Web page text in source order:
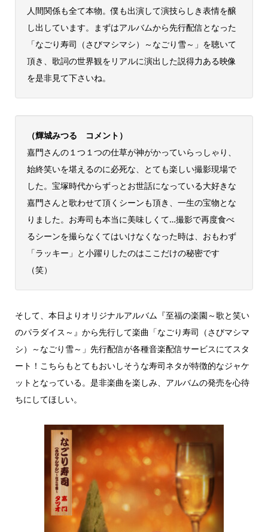
人間関係も全て本物。僕も出演して演技らしき表情を醸
し出しています。まずはアルバムから先行配信となった
「なごり寿司（さびマシマシ）～なごり雪～」を聴いて
頂き、歌詞の世界観をリアルに演出した説得力ある映像
を是非見て下さいね。
（輝城みつる コメント）
嘉門さんの１つ１つの仕草が神がかっていらっしゃり、
始終笑いを堪えるのに必死な、とても楽しい撮影現場で
した。宝塚時代からずっとお世話になっている大好きな
嘉門さんと歌わせて頂くシーンも頂き、一生の宝物とな
りました。お寿司も本当に美味しくて…撮影で再度食べ
るシーンを撮らなくてはいけなくなった時は、おもわず
「ラッキー」と小躍りしたのはここだけの秘密です
（笑）
そして、本日よりオリジナルアルバム『至福の楽園～歌と笑い
のパラダイス～』から先行して楽曲「なごり寿司（さびマシマ
シ）～なごり雪～」先行配信が各種音楽配信サービスにてスタ
ート！こちらもとてもおいしそうな寿司ネタが特徴的なジャケ
ットとなっている。是非楽曲を楽しみ、アルバムの発売を心待
ちにしてほしい。